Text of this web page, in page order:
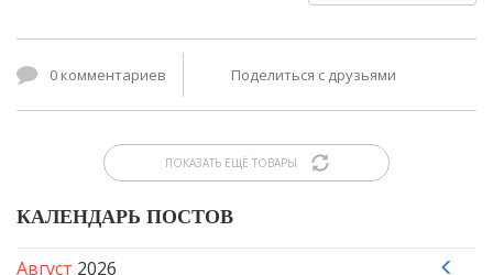
0 комментариев Поделиться с друзьями
ПОКАЗАТЬ ЕЩЁ ТОВАРЫ
КАЛЕНДАРЬ ПОСТОВ
Август 2026